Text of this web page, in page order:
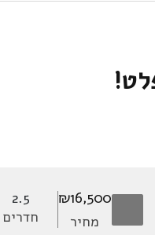
₪16,500
מחיר
2.5
חדרים